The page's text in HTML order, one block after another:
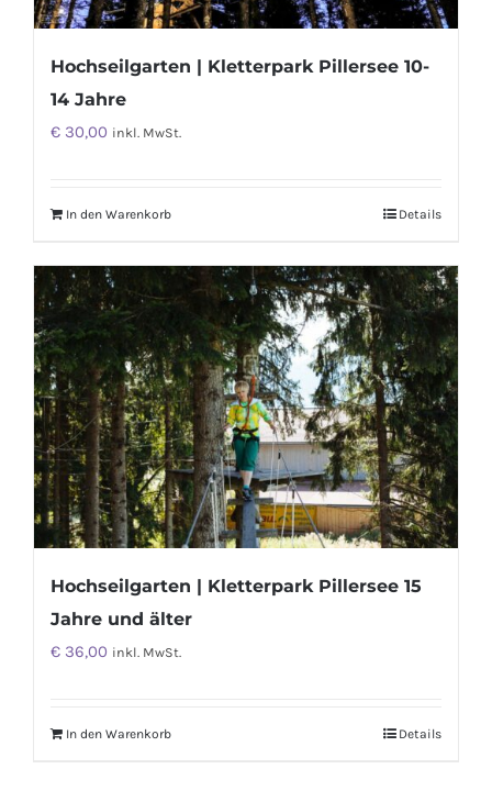
Hochseilgarten | Kletterpark Pillersee 10-
14 Jahre
€ 30,00 inkl. MwSt.
In den Warenkorb Details
Hochseilgarten | Kletterpark Pillersee 15
Jahre und älter
€ 36,00 inkl. MwSt.
In den Warenkorb Details